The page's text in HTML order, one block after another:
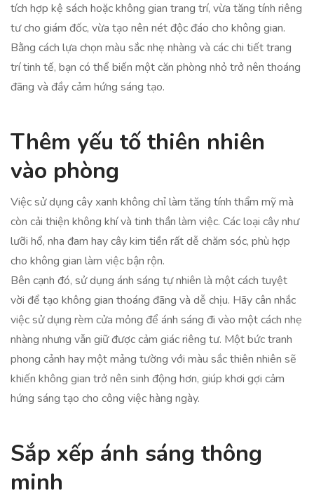
tích hợp kệ sách hoặc không gian trang trí, vừa tăng tính riêng
tư cho giám đốc, vừa tạo nên nét độc đáo cho không gian.
Bằng cách lựa chọn màu sắc nhẹ nhàng và các chi tiết trang
trí tinh tế, bạn có thể biến một căn phòng nhỏ trở nên thoáng
đãng và đầy cảm hứng sáng tạo.
Thêm yếu tố thiên nhiên
vào phòng
Việc sử dụng cây xanh không chỉ làm tăng tính thẩm mỹ mà
còn cải thiện không khí và tinh thần làm việc. Các loại cây như
lưỡi hổ, nha đam hay cây kim tiền rất dễ chăm sóc, phù hợp
cho không gian làm việc bận rộn.
Bên cạnh đó, sử dụng ánh sáng tự nhiên là một cách tuyệt
vời để tạo không gian thoáng đãng và dễ chịu. Hãy cân nhắc
việc sử dụng rèm cửa mỏng để ánh sáng đi vào một cách nhẹ
nhàng nhưng vẫn giữ được cảm giác riêng tư. Một bức tranh
phong cảnh hay một mảng tường với màu sắc thiên nhiên sẽ
khiến không gian trở nên sinh động hơn, giúp khơi gợi cảm
hứng sáng tạo cho công việc hàng ngày.
Sắp xếp ánh sáng thông
minh